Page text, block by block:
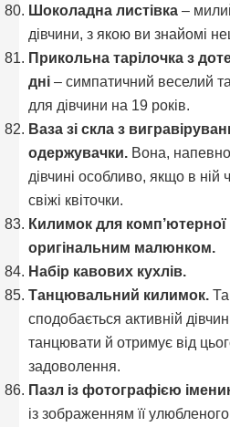
Шоколадна листівка –
дівчини, з якою ви знайомі
Прикольна тарілочка з
дні – симпатичний веселий
для дівчини на 19 років.
Ваза зі скла з
одержувачки. Вона,
дівчині особливо, якщо в ній
свіжі квіточки.
Килимок для
оригінальним малюнком.
Набір кавових кухлів.
Танцювальний килимок.
сподобається активній
танцювати й отримує від
задоволення.
Пазл із фотографією
із зображенням її